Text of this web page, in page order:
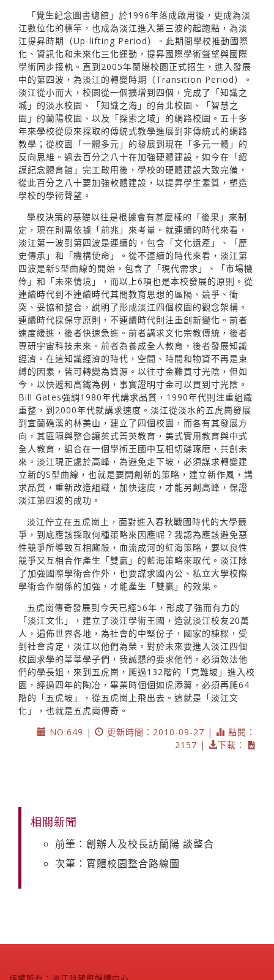
「覺生紀念圖書總館」於1996年落成啟用後，更成為淡
江數位化的標竿，也成為淡江進入第三波的起跑點，為淡
江提昇時期（Up-lifting Period）。此期間學校推動國際
化、資訊化和未來化三化運動，提昇國際學術聲望與國際
學術同步接軌。直到2005年蘭陽校園正式招生，進入發展
中的第四波，為淡江的轉變時期（Transition Period）。
淡江從小而大，校園從一個擴增到四個，完成了「知識之
城」的淡水校園、「知識之海」的台北校園、「智慧之
園」的蘭陽校園、以及「探索之域」的網路校園。五十多
年來學校從原來採取的傳統式教學進展到非傳統式的網路
教學；從校園「一體多元」的發展到現在「多元一體」的
反向思維。過去百分之八十在加強硬體建設，如今在「紹
謨紀念體育館」完工啟用後，學校的硬體建設大致完備，
從此百分之八十要加強軟體建設，以提昇學生素質，塑造
學校的學術聲望。
學校決策的基礎以往是根據會有甚麼樣的「後果」來制
定，現在則需依據「前兆」來考量。就連續的時代來看，
淡江第一波到第四波是連續的，包含「文化遺產」、「歷
史傳承」和「機構使命」。從不連續的時代來看，淡江第
四波是新S型曲線的開始，包含了「現代需求」、「市場機
伶」和「未來情境」，而以上6項也是本校發展的原則。從
連續時代到不連續時代其間教育思想的區隔、競爭、衝
突、妥協和整合，說明了形成淡江四個校園的觀念架構。
連續時代採保守原則，不連續時代則注重創新變化。前者
速度緩進，後者快速急進。前者講求文化宗教傳統，後者
專研宇宙科技未來。前者為養成全人教育，後者發展知識
經濟。在這知識經濟的時代，空間、時間和物資不再是束
縛的因素，皆可轉變為資源。以往寸金難買寸光陰，但如
今，以快遞和高鐵為例，事實證明寸金可以買到寸光陰。
Bill Gates強調1980年代講求品質，1990年代則注重組織
重整，到2000年代就講求速度。淡江從淡水的五虎崗發展
到宜蘭礁溪的林美山，建立了四個校園，而各有其發展方
向，其區隔與整合讓英式菁英教育，美式實用教育與中式
全人教育，組合在一個學術王國中互相切磋琢磨，共創未
來。淡江現正處於高峰，為避免走下坡，必須謀求轉變建
立新的S型曲線，也就是要開創新的策略，建立新作風，講
求品質，重新改造組織，加快速度，才能另創高峰，保證
淡江第四波的成功。
淡江佇立在五虎崗上，面對進入春秋戰國時代的大學競
爭，到底應該採取何種策略來因應呢？我認為應該避免惡
性競爭所導致互相廝殺，血流成河的紅海策略，要以良性
競爭又互相合作產生「雙贏」的藍海策略來取代。淡江除
了加強國際學術合作外，也要謀求國內公、私立大學校際
學術合作關係的加強，才能產生「雙贏」的效果。
五虎崗傳奇發展到今天已經56年，形成了強而有力的
「淡江文化」，建立了淡江學術王國，造就淡江校友20萬
人，遍佈世界各地，為社會的中堅份子，國家的棟樑，受
到社會肯定，淡江以他們為榮。對於未來要進入淡江四個
校園求學的莘莘學子們，我誠懇的要求他們，必須效法他
們的學長姐，來到五虎崗，爬過132階的「克難坡」進入校
園，經過四年的陶冶，畢業時個個如虎添翼，必須再爬64
階的「五虎坡」，從五虎崗上飛出去。這就是「淡江文
化」，也就是五虎崗傳奇。
NO.649 |
更新時間：2010-09-27 |
點閱：
2157 |
下載：
相關新聞
前筆：創辦人及校長訪蘭陽 談整合
次筆：實體校園整合路線圖